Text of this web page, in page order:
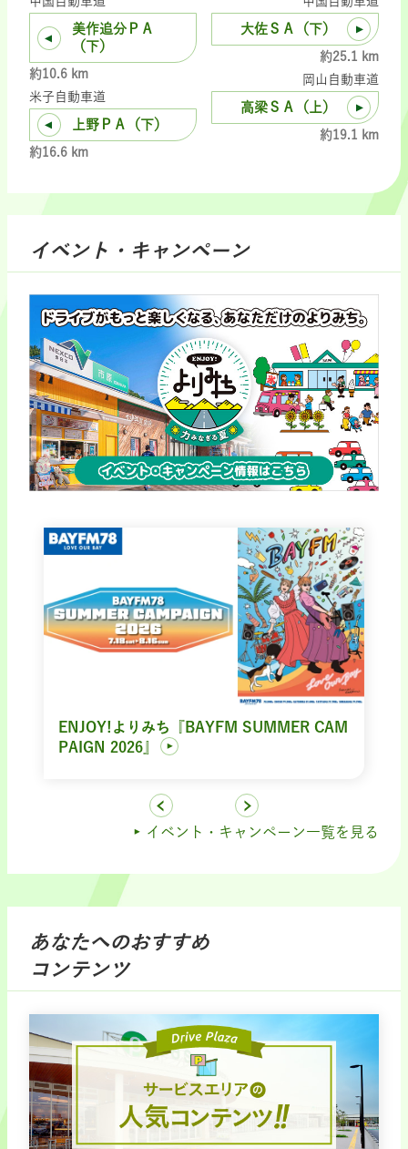
美作追分ＰＡ
（下）
約10.6 km
米子自動車道
上野ＰＡ（下）
約16.6 km
大佐ＳＡ（下）
約25.1 km
岡山自動車道
高梁ＳＡ（上）
約19.1 km
イベント・キャンペーン
ENJOY!よりみち『BAYFM SUMMER CAM
PAIGN 2026』
イベント・キャンペーン一覧を見る
あなたへのおすすめ
コンテンツ